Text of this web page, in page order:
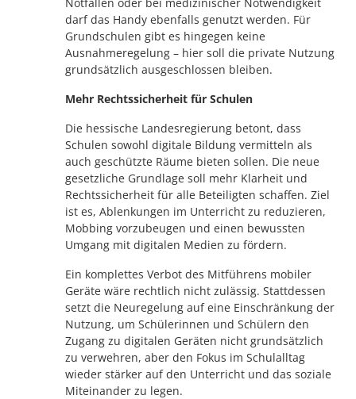
darf das Handy ebenfalls genutzt werden. Für
Grundschulen gibt es hingegen keine
Ausnahmeregelung – hier soll die private Nutzung
grundsätzlich ausgeschlossen bleiben.
Mehr Rechtssicherheit für Schulen
Die hessische Landesregierung betont, dass
Schulen sowohl digitale Bildung vermitteln als
auch geschützte Räume bieten sollen. Die neue
gesetzliche Grundlage soll mehr Klarheit und
Rechtssicherheit für alle Beteiligten schaffen. Ziel
ist es, Ablenkungen im Unterricht zu reduzieren,
Mobbing vorzubeugen und einen bewussten
Umgang mit digitalen Medien zu fördern.
Ein komplettes Verbot des Mitführens mobiler
Geräte wäre rechtlich nicht zulässig. Stattdessen
setzt die Neuregelung auf eine Einschränkung der
Nutzung, um Schülerinnen und Schülern den
Zugang zu digitalen Geräten nicht grundsätzlich
zu verwehren, aber den Fokus im Schulalltag
wieder stärker auf den Unterricht und das soziale
Miteinander zu legen.